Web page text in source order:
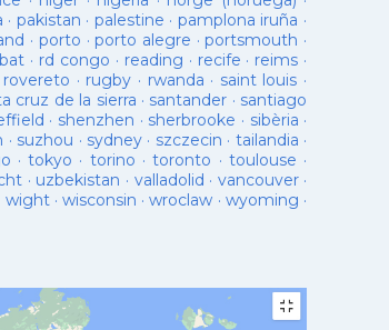
· pakistan · palestine · pamplona iruña ·
· porto ·porto alegre ·portsmouth ·
· rd congo · reading · recife · reims ·
rovereto · rugby · rwanda · saint louis ·
cruz de la sierra · santander · santiago
· shenzhen · sherbrooke · sibèria ·
· suzhou · sydney · szczecin · tailandia ·
·tokyo · torino ·toronto · toulouse ·
· uzbekistan · valladolid · vancouver·
wight·wisconsin ·wroclaw · wyoming ·